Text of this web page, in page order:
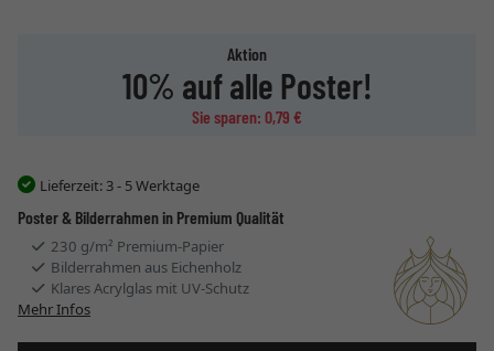
Aktion
10% auf alle Poster!
Sie sparen: 0,79 €
Lieferzeit: 3 - 5 Werktage
Poster & Bilderrahmen in Premium Qualität
230 g/m² Premium-Papier
Bilderrahmen aus Eichenholz
Klares Acrylglas mit UV-Schutz
Mehr Infos